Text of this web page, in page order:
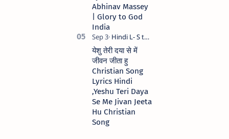
Abhinav Massey
| Glory to God
India
येशु तेरी दया से में
जीवन जीता हु
Christian Song
Lyrics Hindi
,Yeshu Teri Daya
Se Me Jivan Jeeta
Hu Christian
Song